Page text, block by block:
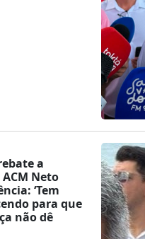
a
Neto
‘Tem
para que
não dê